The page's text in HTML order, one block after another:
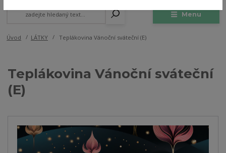
Menu
Úvod LÁTKY Teplákovina Vánoční sváteční (E)
Teplákovina Vánoční sváteční
(E)